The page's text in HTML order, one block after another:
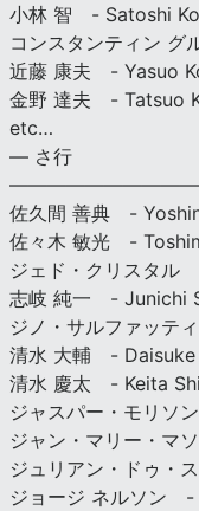
小林 智 - Satoshi
コンスタンティン
近藤 康夫 - Yasuo
金野 達夫 - Tatsuo
etc…
— さ行
佐久間 善典 -
佐々木 敏光 -
ジェド・クリスタ
志岐 純一 - Junichi
ジノ・サルファッ
清水 大輔 - Daisuke
清水 慶太 - Keita
ジャスパー・モリ
ジャン・マリー・
ジュリアン・ドゥ
ジョージ ネルソン -